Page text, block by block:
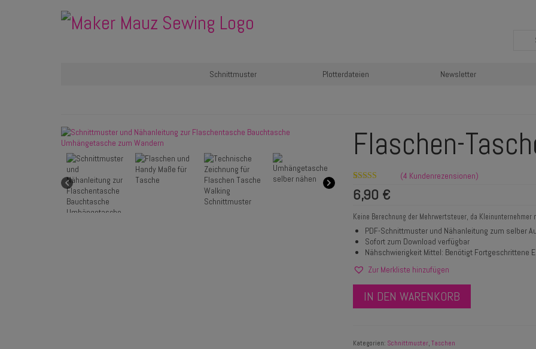
Schnittmuster Plotterdateien Newsletter
Flaschen-
Bewertet mit
5.00von 5,
4
Kundenbewertungen
(4 Kundenrezensionen)
6,90 €
Keine Berechnung der Mehrwertsteuer, da Kleinunternehmer
PDF-Schnittmuster und Nähanleitung zum selber
Sofort zum Download verfügbar
Nähschwierigkeit Mittel: Benötigt Fortgeschrittene
Zur Merkliste hinzufügen
IN DEN WARENKORB
Kategorien: Schnittmuster, Taschen